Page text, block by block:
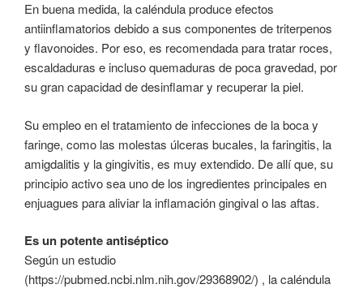
En buena medida, la caléndula produce efectos
antiinflamatorios debido a sus componentes de triterpenos
y flavonoides. Por eso, es recomendada para tratar roces,
escaldaduras e incluso quemaduras de poca gravedad, por
su gran capacidad de desinflamar y recuperar la piel.
Su empleo en el tratamiento de infecciones de la boca y
faringe, como las molestas úlceras bucales, la faringitis, la
amigdalitis y la gingivitis, es muy extendido. De allí que, su
principio activo sea uno de los ingredientes principales en
enjuagues para aliviar la inflamación gingival o las aftas.
Es un potente antiséptico
Según un estudio
(https://pubmed.ncbi.nlm.nih.gov/29368902/) , la caléndula